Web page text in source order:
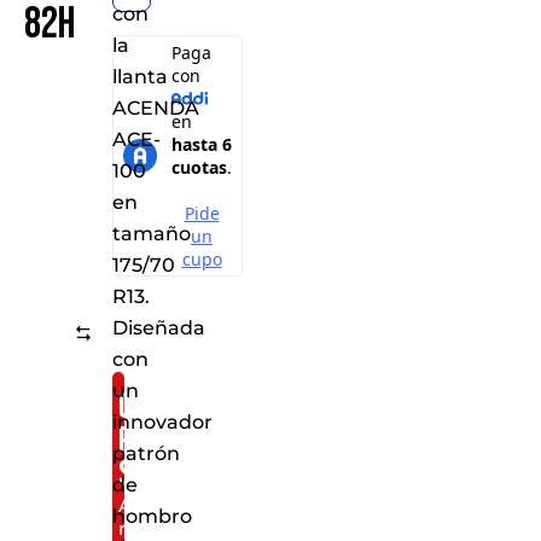
82H
Consíguelo
por
solo:
Al
realizar
Comparar
con
la
llanta
ACENDA
ACE-
100
en
tamaño
175/70
R13.
Diseñada
con
un
innovador
patrón
de
hombro